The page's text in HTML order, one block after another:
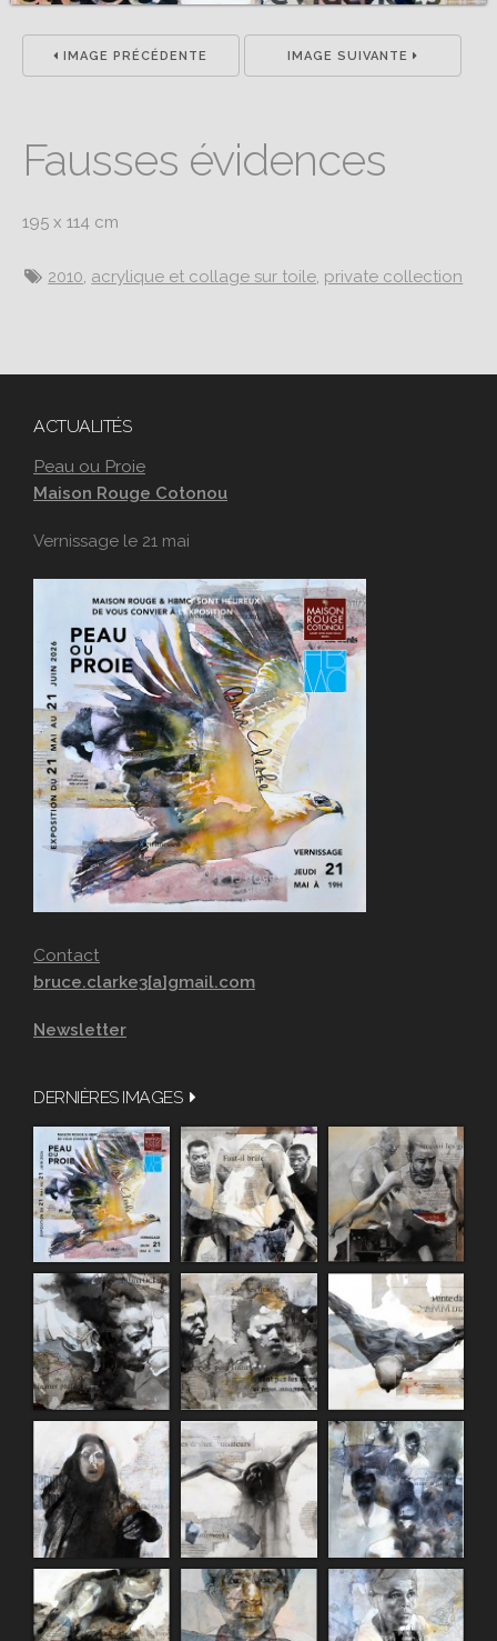
IMAGE PRÉCÉDENTE IMAGE SUIVANTE
Fausses évidences
195 x 114 cm
2010, acrylique et collage sur toile, private collection
ACTUALITÉS
Peau ou Proie
Maison Rouge Cotonou
Vernissage le 21 mai
Contact
bruce.clarke3[a]gmail.com
Newsletter
DERNIÈRES IMAGES